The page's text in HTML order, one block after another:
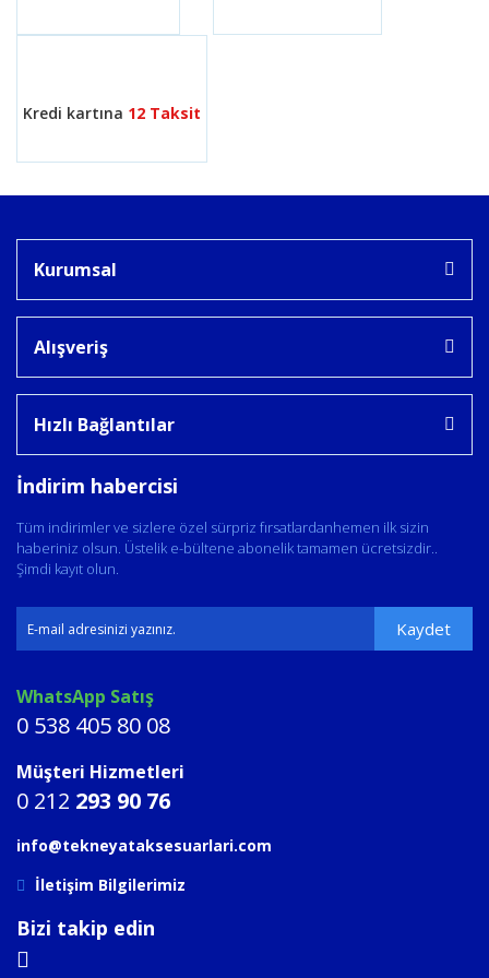
Kredi kartına 12 Taksit
Kurumsal
Alışveriş
Hızlı Bağlantılar
İndirim habercisi
Tüm indirimler ve sizlere özel sürpriz fırsatlardanhemen ilk sizin
haberiniz olsun. Üstelik e-bültene abonelik tamamen ücretsizdir..
Şimdi kayıt olun.
Kaydet
WhatsApp Satış
0 538 405 80 08
Müşteri Hizmetleri
0 212 293 90 76
info@tekneyataksesuarlari.com
İletişim Bilgilerimiz
Bizi takip edin